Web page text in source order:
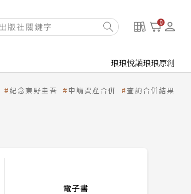
0
琅琅悅讀琅琅原創
紀念東野圭吾 申請資產合併 查詢合併結果
電子書